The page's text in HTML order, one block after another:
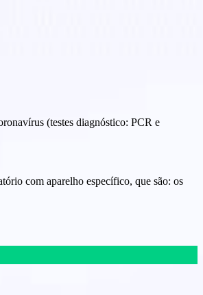
(testes diagnóstico: PCR e
com aparelho específico, que são: os